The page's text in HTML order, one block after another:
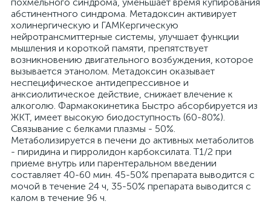
абстинентного синдрома. Метадоксин активирует
холинергическую и ГАМКергическую
нейротрансмиттерные системы, улучшает функции
мышления и короткой памяти, препятствует
возникновению двигательного возбуждения, которое
вызывается этанолом. Метадоксин оказывает
неспецифическое антидепрессивное и
анксиолитическое действие, снижает влечение к
алкоголю. Фармакокинетика Быстро абсорбируется из
ЖКТ, имеет высокую биодоступность (60-80%).
Связывание с белками плазмы - 50%.
Метаболизируется в печени до активных метаболитов
- пиридина и пирролидон карбоксилата. Т1/2 при
приеме внутрь или парентеральном введении
составляет 40-60 мин. 45-50% препарата выводится с
мочой в течение 24 ч, 35-50% препарата выводится с
калом в течение 96 ч.